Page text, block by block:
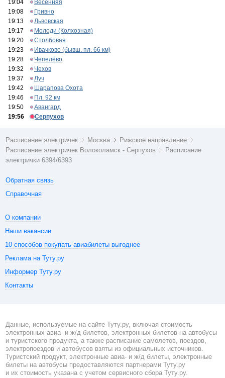
19:04
Весенняя
19:08
Гривно
19:13
Львовская
19:17
Молоди (Колхозная)
19:20
Столбовая
19:23
Ивачково (бывш. пл. 66 км)
19:28
Чепелёво
19:32
Чехов
19:37
Луч
19:42
Шарапова Охота
19:46
Пл. 92 км
19:50
Авангард
19:56
Серпухов
Расписание электричек Москва
Рижское направление
Расписание электричек Волоколамск - Серпухов
Расписание
электрички 6394/6393
Обратная связь
Справочная
О компании
Наши вакансии
10 способов покупать авиабилеты выгоднее
Реклама на Туту.ру
Информер Туту.ру
Контакты
Данные, используемые на сайте Туту.ру, включая стоимость
электронных авиа- и ж/д билетов, электронных билетов на автобусы
и туристского продукта, а также расписание самолетов, поездов,
электропоездов и автобусов взяты из официальных источников.
Туристский продукт, электронные авиа- и ж/д билеты, электронные
билеты на автобусы предоставляются партнерами Туту.ру
и их стоимость указана с учетом сервисного сбора Туту.ру.